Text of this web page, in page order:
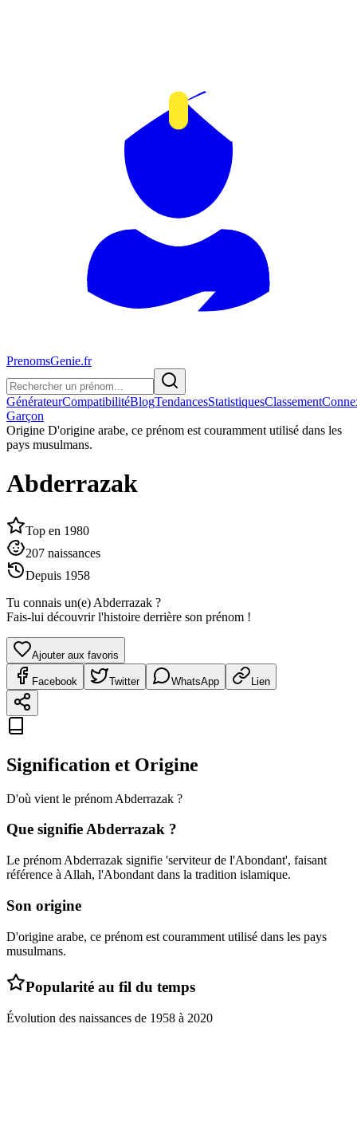
PrenomsGenie.fr
GénérateurCompatibilitéBlogTendancesStatistiquesClassement
Garçon
Origine D'origine arabe, ce prénom est couramment utilisé dans les
pays musulmans.
Abderrazak
Top en 1980
207 naissances
Depuis 1958
Tu connais un(e) Abderrazak ?
Fais-lui découvrir l'histoire derrière son prénom !
Ajouter aux favoris
Facebook Twitter WhatsApp Lien
Signification et Origine
D'où vient le prénom Abderrazak ?
Que signifieAbderrazak ?
Le prénom Abderrazak signifie 'serviteur de l'Abondant', faisant
référence à Allah, l'Abondant dans la tradition islamique.
Son origine
D'origine arabe, ce prénom est couramment utilisé dans les pays
musulmans.
Popularité au fil du temps
Évolution des naissances de 1958 à 2020